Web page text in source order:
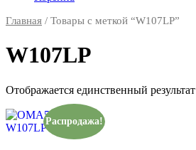
Главная / Товары с меткой “W107LP”
W107LP
Отображается единственный результат
Распродажа!